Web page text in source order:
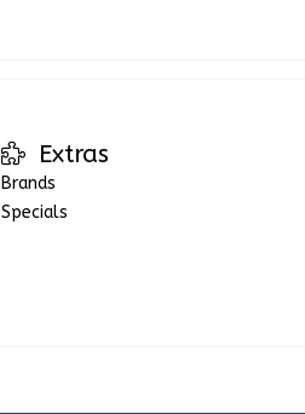
Extras
Brands
Specials